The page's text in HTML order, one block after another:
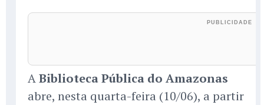
ABiblioteca Pública do Amazonas
abre, nesta quarta-feira (10/06), a partir